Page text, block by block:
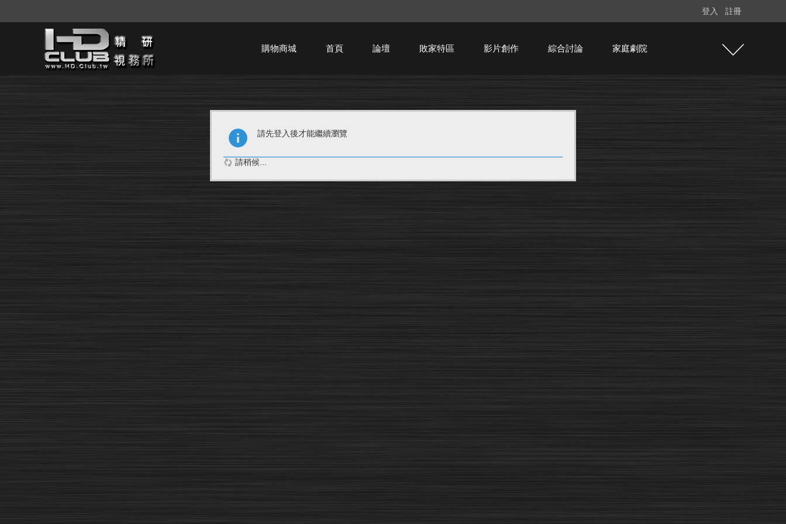
登入 註冊
購物商城 首頁 論壇 敗家特區 影片創作 綜合討論 家庭劇院
請先登入後才能繼續瀏覽
請稍候...